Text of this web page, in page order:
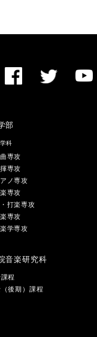
部
科
専攻
専攻
ノ専攻
専攻
打楽専攻
専攻
学専攻
音楽研究科
程
後期）課程